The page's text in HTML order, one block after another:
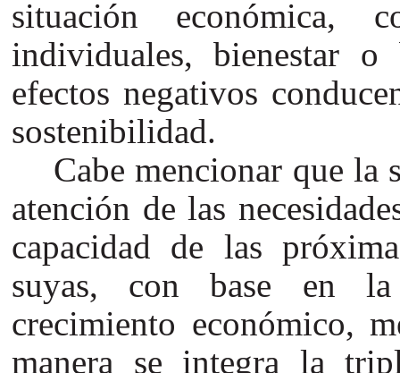
situación económica,
individuales, bienestar o
efectos negativos
sostenibilidad.
Cabe mencionar que la
atención de las
capacidad de las
suyas, con base en
crecimiento económico,
manera se integra la